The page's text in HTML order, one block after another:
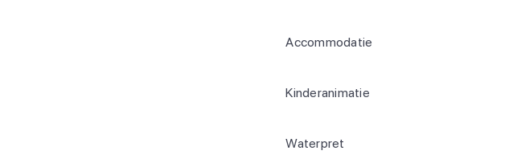
Accommodatie
Kinderanimatie
Waterpret